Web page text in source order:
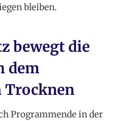
bleiben.
bewegt die
dem
Trocknen
Programmende in der